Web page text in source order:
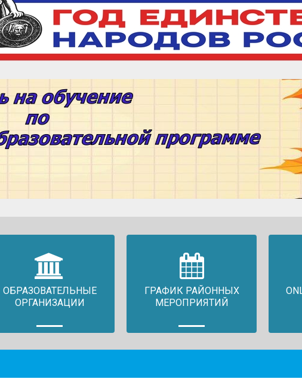
ОБРАЗОВАТЕЛЬНЫЕ
ОРГАНИЗАЦИИ
ГРАФИК РАЙОННЫХ
МЕРОПРИЯТИЙ